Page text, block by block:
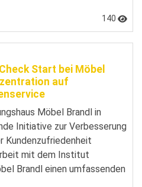
140
Start bei Möbel
auf
Möbel Brandl in
Initiative zur Verbesserung
Kundenzufriedenheit
mit dem Institut
Brandl einen umfassenden